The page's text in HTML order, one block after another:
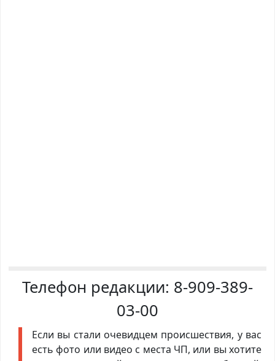
Телефон редакции: 8-909-389-
03-00
Если вы стали очевидцем происшествия, у вас
есть фото или видео с места ЧП, или вы хотите